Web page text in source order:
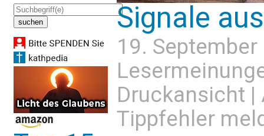
Signale
19.
Druckansicht |
Tippfehler